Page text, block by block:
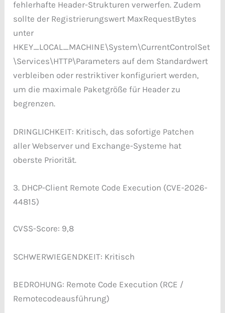
fehlerhafte Header-Strukturen verwerfen. Zudem
sollte der Registrierungswert MaxRequestBytes
unter
HKEY_LOCAL_MACHINE\System\CurrentControlSet
\Services\HTTP\Parameters auf dem Standardwert
verbleiben oder restriktiver konfiguriert werden,
um die maximale Paketgröße für Header zu
begrenzen.
DRINGLICHKEIT: Kritisch, das sofortige Patchen
aller Webserver und Exchange-Systeme hat
oberste Priorität.
3. DHCP-Client Remote Code Execution (CVE-2026-
44815)
CVSS-Score: 9,8
SCHWERWIEGENDKEIT: Kritisch
BEDROHUNG: Remote Code Execution (RCE /
Remotecodeausführung)